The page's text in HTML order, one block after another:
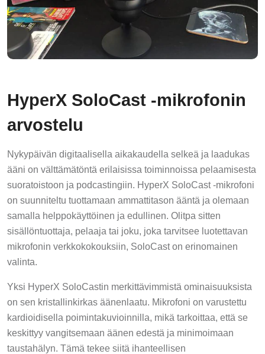
HyperX SoloCast -mikrofonin
arvostelu
Nykypäivän digitaalisella aikakaudella selkeä ja laadukas
ääni on välttämätöntä erilaisissa toiminnoissa pelaamisesta
suoratoistoon ja podcastingiin. HyperX SoloCast -mikrofoni
on suunniteltu tuottamaan ammattitason ääntä ja olemaan
samalla helppokäyttöinen ja edullinen. Olitpa sitten
sisällöntuottaja, pelaaja tai joku, joka tarvitsee luotettavan
mikrofonin verkkokokouksiin, SoloCast on erinomainen
valinta.
Yksi HyperX SoloCastin merkittävimmistä ominaisuuksista
on sen kristallinkirkas äänenlaatu. Mikrofoni on varustettu
kardioidisella poimintakuvioinnilla, mikä tarkoittaa, että se
keskittyy vangitsemaan äänen edestä ja minimoimaan
taustahälyn. Tämä tekee siitä ihanteellisen